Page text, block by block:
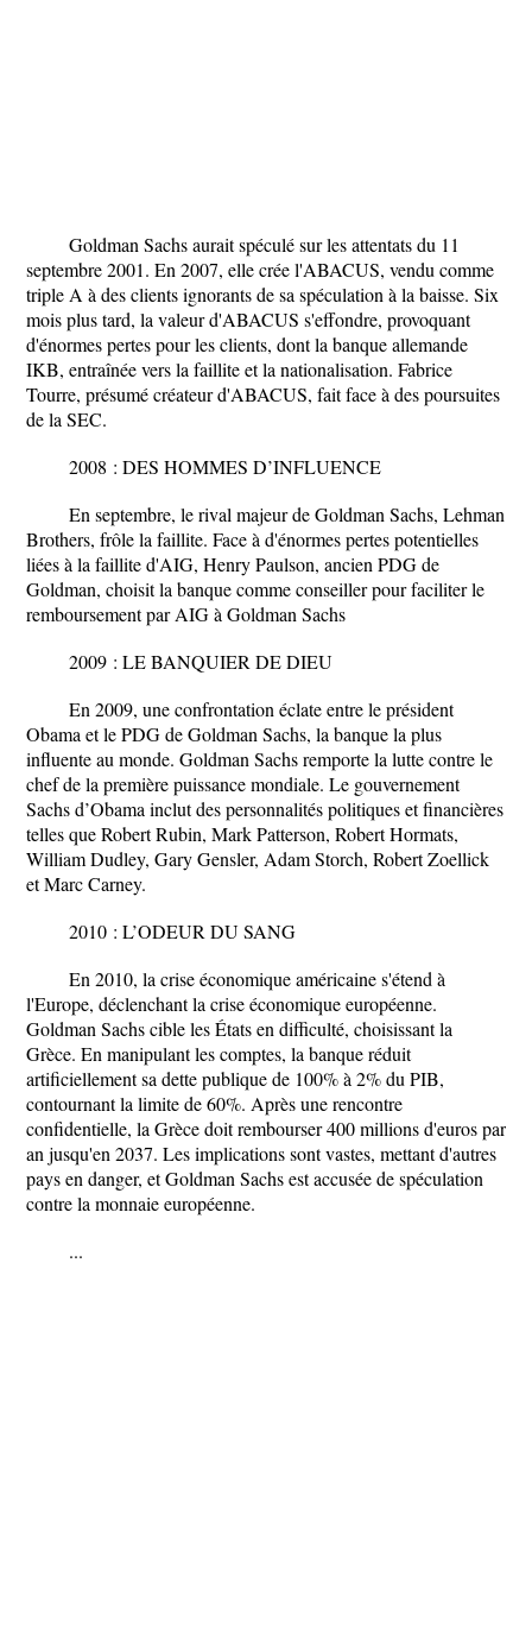
Goldman Sachs aurait spéculé sur les attentats du 11
septembre 2001. En 2007, elle crée l'ABACUS, vendu comme
triple A à des clients ignorants de sa spéculation à la baisse. Six
mois plus tard, la valeur d'ABACUS s'effondre, provoquant
d'énormes pertes pour les clients, dont la banque allemande
IKB, entraînée vers la faillite et la nationalisation. Fabrice
Tourre, présumé créateur d'ABACUS, fait face à des poursuites
de la SEC.
2008 : DES HOMMES D’INFLUENCE
En septembre, le rival majeur de Goldman Sachs, Lehman
Brothers, frôle la faillite. Face à d'énormes pertes potentielles
liées à la faillite d'AIG, Henry Paulson, ancien PDG de
Goldman, choisit la banque comme conseiller pour faciliter le
remboursement par AIG à Goldman Sachs
2009 : LE BANQUIER DE DIEU
En 2009, une confrontation éclate entre le président
Obama et le PDG de Goldman Sachs, la banque la plus
influente au monde. Goldman Sachs remporte la lutte contre le
chef de la première puissance mondiale. Le gouvernement
Sachs d’Obama inclut des personnalités politiques et financières
telles que Robert Rubin, Mark Patterson, Robert Hormats,
William Dudley, Gary Gensler, Adam Storch, Robert Zoellick
et Marc Carney.
2010 : L’ODEUR DU SANG
En 2010, la crise économique américaine s'étend à
l'Europe, déclenchant la crise économique européenne.
Goldman Sachs cible les États en difficulté, choisissant la
Grèce. En manipulant les comptes, la banque réduit
artificiellement sa dette publique de 100% à 2% du PIB,
contournant la limite de 60%. Après une rencontre
confidentielle, la Grèce doit rembourser 400 millions d'euros par
an jusqu'en 2037. Les implications sont vastes, mettant d'autres
pays en danger, et Goldman Sachs est accusée de spéculation
contre la monnaie européenne.
...